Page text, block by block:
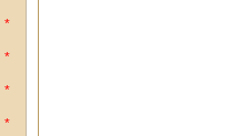
*
*
*
*